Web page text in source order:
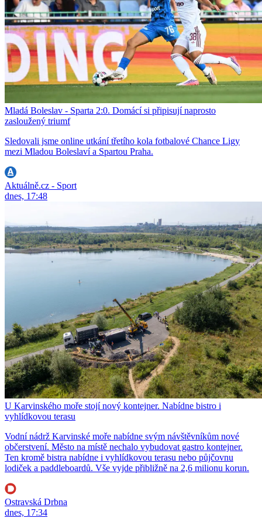
Mladá Boleslav - Sparta 2:0. Domácí si připisují naprosto
zasloužený triumf
Sledovali jsme online utkání třetího kola fotbalové Chance Ligy
mezi Mladou Boleslaví a Spartou Praha.
Aktuálně.cz - Sport
dnes, 17:48
U Karvinského moře stojí nový kontejner. Nabídne bistro i
vyhlídkovou terasu
Vodní nádrž Karvinské moře nabídne svým návštěvníkům nové
občerstvení. Město na místě nechalo vybudovat gastro kontejner.
Ten kromě bistra nabídne i vyhlídkovou terasu nebo půjčovnu
lodiček a paddleboardů. Vše vyjde přibližně na 2,6 milionu korun.
Ostravská Drbna
dnes, 17:34